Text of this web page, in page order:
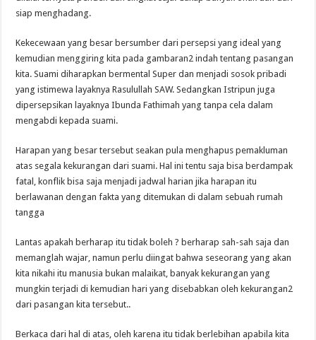
siap menghadang.
Kekecewaan yang besar bersumber dari persepsi yang ideal yang
kemudian menggiring kita pada gambaran2 indah tentang pasangan
kita. Suami diharapkan bermental Super dan menjadi sosok pribadi
yang istimewa layaknya Rasulullah SAW. Sedangkan Istripun juga
dipersepsikan layaknya Ibunda Fathimah yang tanpa cela dalam
mengabdi kepada suami.
Harapan yang besar tersebut seakan pula menghapus pemakluman
atas segala kekurangan dari suami. Hal ini tentu saja bisa berdampak
fatal, konflik bisa saja menjadi jadwal harian jika harapan itu
berlawanan dengan fakta yang ditemukan di dalam sebuah rumah
tangga
Lantas apakah berharap itu tidak boleh ? berharap sah-sah saja dan
memanglah wajar, namun perlu diingat bahwa seseorang yang akan
kita nikahi itu manusia bukan malaikat, banyak kekurangan yang
mungkin terjadi di kemudian hari yang disebabkan oleh kekurangan2
dari pasangan kita tersebut..
Berkaca dari hal di atas, oleh karena itu tidak berlebihan apabila kita